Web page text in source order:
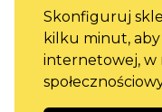
Skonfiguruj
kilku minut,
internetowej, w